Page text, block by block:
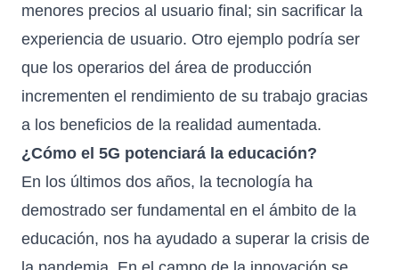
menores precios al usuario final; sin sacrificar la
experiencia de usuario. Otro ejemplo podría ser
que los operarios del área de producción
incrementen el rendimiento de su trabajo gracias
a los beneficios de la realidad aumentada.
¿Cómo el 5G potenciará la educación?
En los últimos dos años, la tecnología ha
demostrado ser fundamental en el ámbito de la
educación, nos ha ayudado a superar la crisis de